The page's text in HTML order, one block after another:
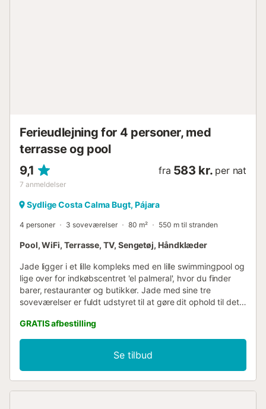
Ferieudlejning for 4 personer, med
terrasse og pool
9,1
7 anmeldelser
fra 583 kr. per nat
Sydlige Costa Calma Bugt, Pájara
4 personer 3 soveværelser 80 m² 550 m til stranden
Pool, WiFi, Terrasse, TV, Sengetøj, Håndklæder
Jade ligger i et lille kompleks med en lille swimmingpool og
lige over for indkøbscentret 'el palmeral', hvor du finder
barer, restauranter og butikker. Jade med sine tre
soveværelser er fuldt udstyret til at gøre dit ophold til det
du få en velfortjent hvile efter at have besøgt det sydlige
centrum af Fuerteventura. Kun 500 meter fra den
fantastiske strand ved Costa Calma vil Jade være det
sted, du vil ønske at vende tilbage til....
GRATIS afbestilling
Se tilbud